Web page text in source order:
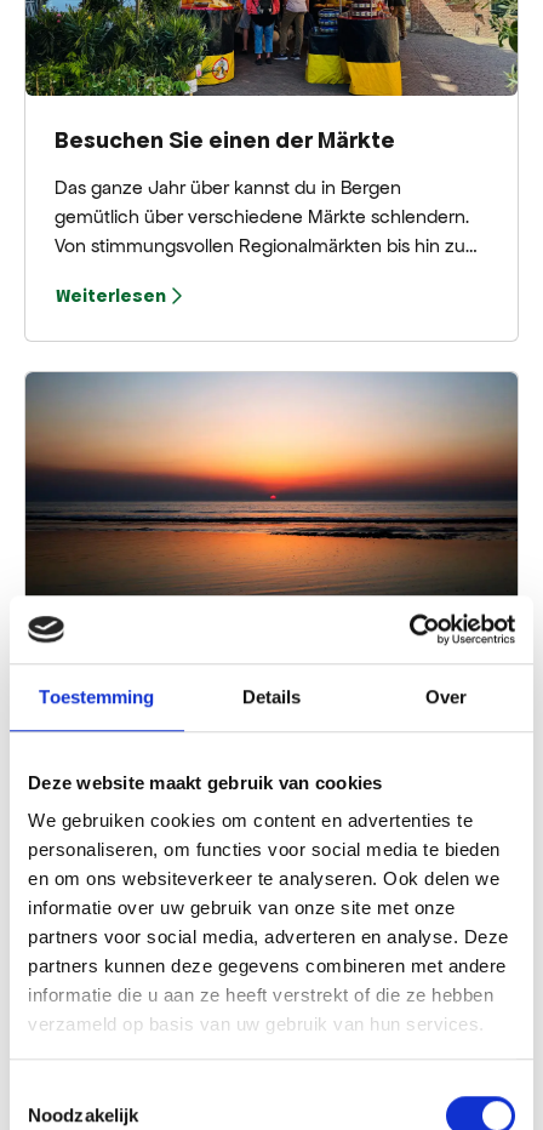
Toestemming Details Over
Deze website maakt gebruik van cookies
We gebruiken cookies om content en advertenties te
personaliseren, om functies voor social media te bieden
en om ons websiteverkeer te analyseren. Ook delen we
informatie over uw gebruik van onze site met onze
partners voor social media, adverteren en analyse. Deze
partners kunnen deze gegevens combineren met andere
informatie die u aan ze heeft verstrekt of die ze hebben
verzameld op basis van uw gebruik van hun services.
Noodzakelijk
Besuchen Sie einen der Märkte
Das ganze Jahr über kannst du in Bergen
gemütlich über verschiedene Märkte schlendern.
Von stimmungsvollen Regionalmärkten bis hin zu
immer etwas zu entdecken! Neugierig, wo und
überraschen!
Weiterlesen
Den Sonnenuntergang in Bergen aan
Moment an der Küste ausklingen. Spazieren Sie
entlang der Flutlinie, genießen Sie die warmen
Farben über der Nordsee und erleben Sie die Ruhe
am Strand, während die Sonne langsam versinkt.
Ein Getränk in einem Strandpavillon rundet das
ultimative Küstenerlebnis ab.
Weiterlesen